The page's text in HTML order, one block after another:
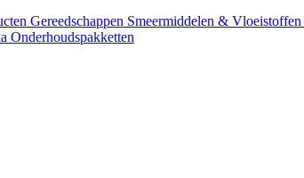
Gereedschappen Smeermiddelen & Vloeistoffen
Onderhoudspakketten